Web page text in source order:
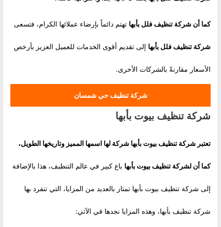
كما أنشركة تنظيف فلل بأبها تهتم دائماً بإرضاء عملائها الكرام، فتسعى
شركة تنظيف فلل بأبها إلى تقديم أقوى الخدمات للعميل العزيز بأرخص
الأسعار مقارنةً بالشركات الأخرى.
شركة تنظيف حي شمسان
شركة تنظيف بيوت بأبها
تعتبر شركة تنظيف بيوت بأبها شركة لها اسمها المميز وتاريخها الطويل،
كما أن لشركة تنظيف بيوت بأبها باع كبير في عالم التنظيف، هذا بالإضافة
إلى شركة تنظيف بيوت بأبها تمتاز بالعديد من المزايا، التي تنفرد بها
شركة تنظيف بأبها، وهذه المزايا نجدها في الآتي: